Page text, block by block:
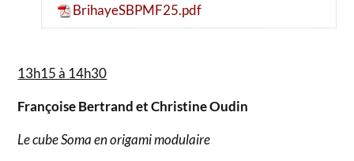
BrihayeSBPMF25.pdf
13h15 à 14h30
Françoise Bertrand et Christine Oudin
Le cube Soma en origami modulaire